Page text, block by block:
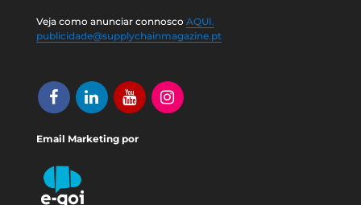
Veja como anunciar connosco AQUI.
publicidade@supplychainmagazine.pt
Email Marketing por